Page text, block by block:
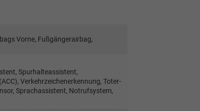
Vorne, Fußgängerairbag,
Spurhalteassistent,
Verkehrzeichenerkennung, Toter-
Sprachassistent, Notrufsystem,